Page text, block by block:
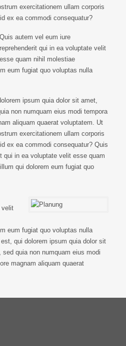
exercitationem ullam corporis
ex ea commodi consequatur?
Quis autem vel eum iure
reprehenderit qui in ea voluptate velit
esse quam nihil molestiae
eum fugiat quo voluptas nulla
ipsum quia dolor sit amet,
non numquam eius modi tempora
aliquam quaerat voluptatem. Ut
exercitationem ullam corporis
ex ea commodi consequatur? Quis
qui in ea voluptate velit esse quam
qui dolorem eum fugiat quo
velit
eum fugiat quo voluptas nulla
qui dolorem ipsum quia dolor sit
quia non numquam eius modi
magnam aliquam quaerat